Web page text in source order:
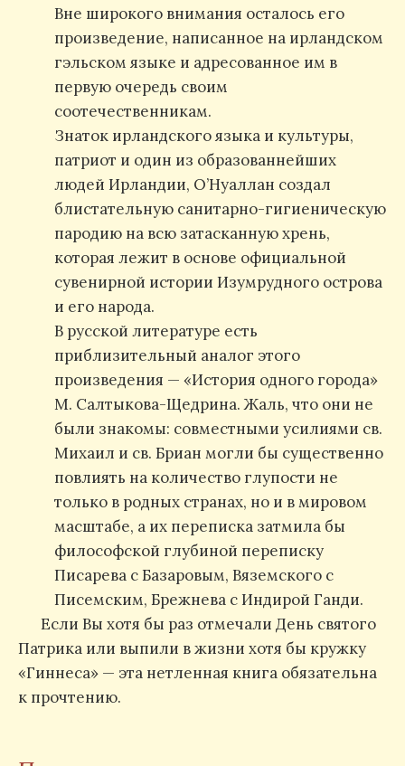
Вне широкого внимания осталось его
произведение, написанное на ирландском
гэльском языке и адресованное им в
первую очередь своим
соотечественникам.
Знаток ирландского языка и культуры,
патриот и один из образованнейших
людей Ирландии, О’Нуаллан создал
блистательную санитарно-гигиеническую
пародию на всю затасканную хрень,
которая лежит в основе официальной
сувенирной истории Изумрудного острова
и его народа.
В русской литературе есть
приблизительный аналог этого
произведения — «История одного города»
М. Салтыкова-Щедрина. Жаль, что они не
были знакомы: совместными усилиями св.
Михаил и св. Бриан могли бы существенно
повлиять на количество глупости не
только в родных странах, но и в мировом
масштабе, а их переписка затмила бы
философской глубиной переписку
Писарева с Базаровым, Вяземского с
Писемским, Брежнева с Индирой Ганди.
Если Вы хотя бы раз отмечали День святого
Патрика или выпили в жизни хотя бы кружку
«Гиннеса» — эта нетленная книга обязательна
к прочтению.